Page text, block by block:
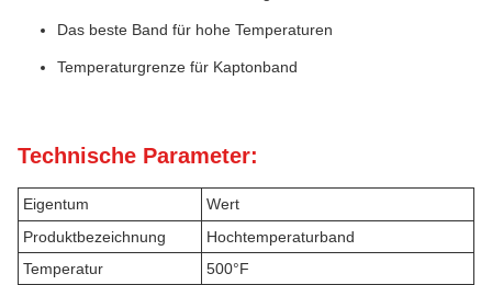
Das beste Band für hohe Temperaturen
Temperaturgrenze für Kaptonband
Technische Parameter:
Eigentum
Wert
Produktbezeichnung
Hochtemperaturband
Temperatur
500°F